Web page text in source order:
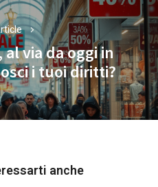
Next
post:
via da oggi in
i tuoi diritti?
anche